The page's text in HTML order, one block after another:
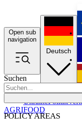
Open sub
navigation
Suchen
POLICY AREAS
UkrainePolitik
Deutsch
AGRIFOOD